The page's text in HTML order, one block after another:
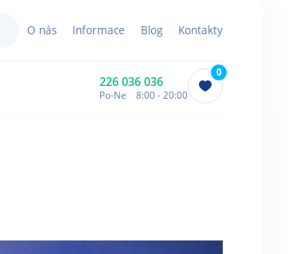
HledatO nás Informace Blog Kontakty
226 036 036
Po-Ne 8:00 - 20:00
0